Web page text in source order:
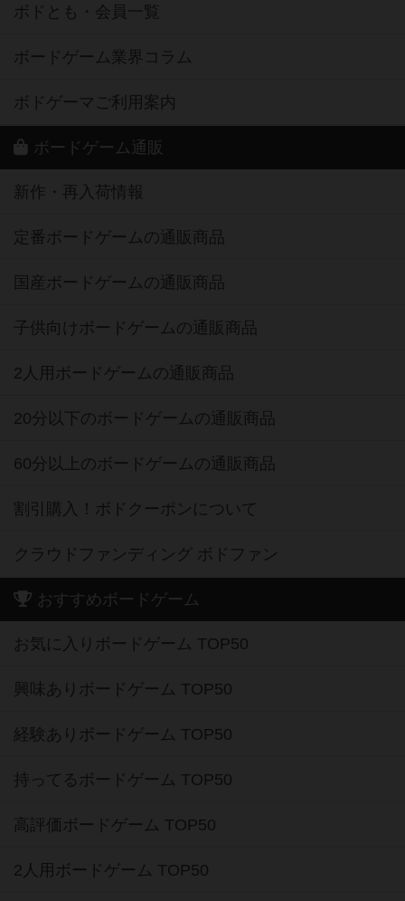
ボドとも・会員一覧
ボードゲーム業界コラム
ボドゲーマご利用案内
ボードゲーム通販
新作・再入荷情報
定番ボードゲームの通販商品
国産ボードゲームの通販商品
子供向けボードゲームの通販商品
2人用ボードゲームの通販商品
20分以下のボードゲームの通販商品
60分以上のボードゲームの通販商品
割引購入！ボドクーポンについて
クラウドファンディング ボドファン
おすすめボードゲーム
お気に入りボードゲーム TOP50
興味ありボードゲーム TOP50
経験ありボードゲーム TOP50
持ってるボードゲーム TOP50
高評価ボードゲーム TOP50
2人用ボードゲーム TOP50